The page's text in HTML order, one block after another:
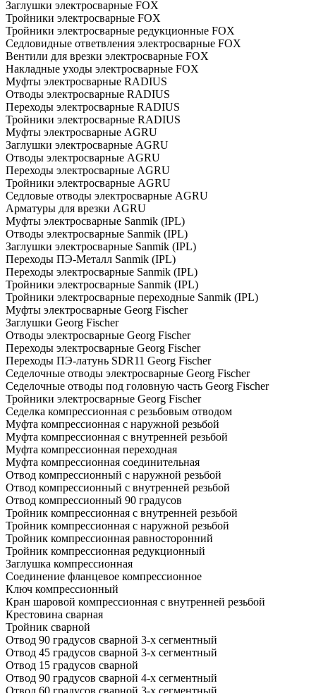
Заглушки электросварные FOX
Тройники электросварные FOX
Тройники электросварные редукционные FOX
Седловидные ответвления электросварные FOX
Вентили для врезки электросварные FOX
Накладные уходы электросварные FOX
Муфты электросварные RADIUS
Отводы электросварные RADIUS
Переходы электросварные RADIUS
Тройники электросварные RADIUS
Муфты электросварные AGRU
Заглушки электросварные AGRU
Отводы электросварные AGRU
Переходы электросварные AGRU
Тройники электросварные AGRU
Седловые отводы электросварные AGRU
Арматуры для врезки AGRU
Муфты электросварные Sanmik (IPL)
Отводы электросварные Sanmik (IPL)
Заглушки электросварные Sanmik (IPL)
Переходы ПЭ-Металл Sanmik (IPL)
Переходы электросварные Sanmik (IPL)
Тройники электросварные Sanmik (IPL)
Тройники электросварные переходные Sanmik (IPL)
Муфты электросварные Georg Fischer
Заглушки Georg Fischer
Отводы электросварные Georg Fischer
Переходы электросварные Georg Fischer
Переходы ПЭ-латунь SDR11 Georg Fischer
Седелочные отводы электросварные Georg Fischer
Седелочные отводы под головную часть Georg Fischer
Тройники электросварные Georg Fischer
Седелка компрессионная с резьбовым отводом
Муфта компрессионная с наружной резьбой
Муфта компрессионная с внутренней резьбой
Муфта компрессионная переходная
Муфта компрессионная соединительная
Отвод компрессионный с наружной резьбой
Отвод компрессионный с внутренней резьбой
Отвод компрессионный 90 градусов
Тройник компрессионная с внутренней резьбой
Тройник компрессионная с наружной резьбой
Тройник компрессионная равносторонний
Тройник компрессионная редукционный
Заглушка компрессионная
Соединение фланцевое компрессионное
Ключ компрессионный
Кран шаровой компрессионная с внутренней резьбой
Крестовина сварная
Тройник сварной
Отвод 90 градусов сварной 3-х сегментный
Отвод 45 градусов сварной 3-х сегментный
Отвод 15 градусов сварной
Отвод 90 градусов сварной 4-х сегментный
Отвод 60 градусов сварной 3-х сегментный